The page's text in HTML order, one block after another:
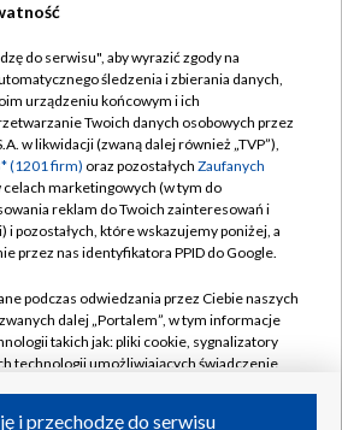
TVP
TVP
Cyfrowa
Regulamin TVP
prywatności
Moje zgody
Pomoc
Kontakt
Kanały
do serwisu", aby wyrazić zgody na
śledzenia i zbierania danych,
urządzeniu końcowym i ich
Twoich danych osobowych przez
w likwidacji (zwaną dalej również „TVP”),
(1201 firm) oraz pozostałych Zaufanych
celach marketingowych (w tym do
reklam do Twoich zainteresowań i
pozostałych, które wskazujemy poniżej, a
przez nas identyfikatora PPID do Google.
podczas odwiedzania przez Ciebie naszych
zwanych dalej „Portalem”, w tym informacje
takich jak: pliki cookie, sygnalizatory
technologii umożliwiających świadczenie
i przechodzę do serwisu